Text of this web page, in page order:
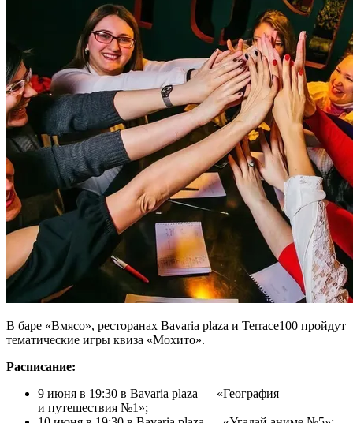
В баре «Вмясо», ресторанах Bavaria plaza и Terrace100 пройдут
тематические игры квиза «Мохито».
Расписание:
9 июня в 19:30 в Bavaria plaza — «География
и путешествия №1»;